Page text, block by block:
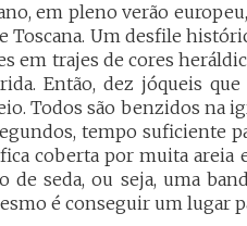
em pleno verão
Toscana. Um desfile
em trajes de cores
Então, dez jóqueis
Todos são benzidos na
tempo suficiente
coberta por muita areia
de seda, ou seja, uma
é conseguir um lugar